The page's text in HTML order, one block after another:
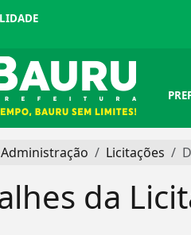
Administração Licitações
da